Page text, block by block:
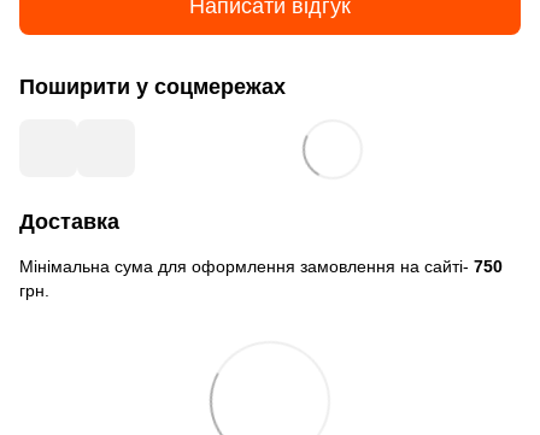
Написати відгук
Поширити у соцмережах
Доставка
Мінімальна сума для оформлення замовлення на сайті- 750
грн.